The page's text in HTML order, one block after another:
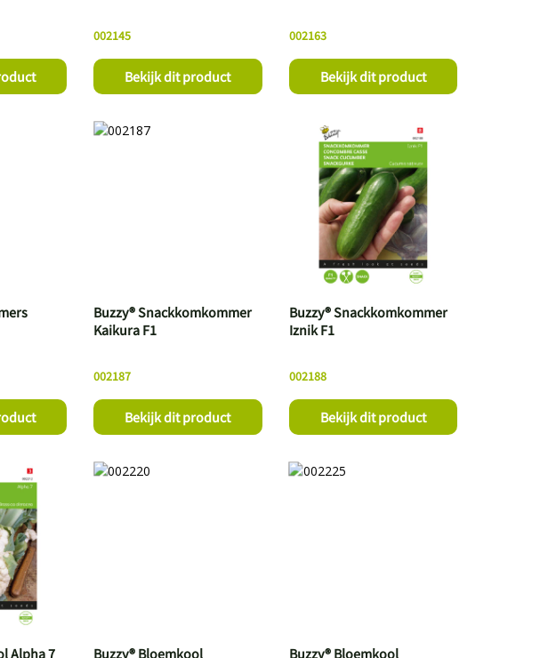
002145
Bekijk dit product
002163
Bekijk dit product
002187
Buzzy® Snackkomkommer
Kaikura F1
Bekijk dit product
002188
Buzzy® Snackkomkommer
Iznik F1
Bekijk dit product
Alpha 7 Buzzy® Bloemkool Buzzy® Bloemkool